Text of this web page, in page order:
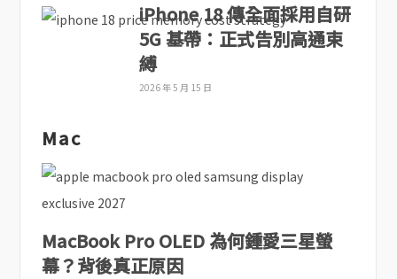
iPhone 18 傳全面採用自研
5G 基帶：正式告別高通束
縛
2026 年 5 月 15 日
Mac
MacBook Pro OLED 為何鍾愛三星螢
幕？背後真正原因